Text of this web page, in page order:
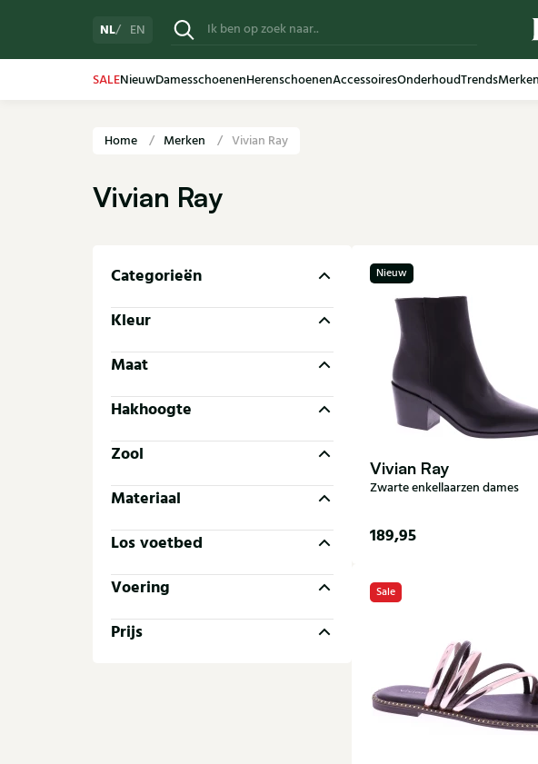
NL EN
SALENieuwDamesschoenenHerenschoenenAccessoiresOnderhoudTrendsMerken
Home Merken Vivian Ray
Vivian Ray
Categorieën
Kleur
Maat
Hakhoogte
Zool
Materiaal
Los voetbed
Voering
Prijs
Nieuw
Vivian Ray
Zwarte enkellaarzen dames
189,95
36
Sale